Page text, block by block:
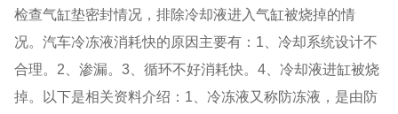
检查气缸垫密封情况，排除冷却液进入气缸被烧掉的情
况。汽车冷冻液消耗快的原因主要有：1、冷却系统设计不
合理。2、渗漏。3、循环不好消耗快。4、冷却液进缸被烧
掉。以下是相关资料介绍：1、冷冻液又称防冻液，是由防